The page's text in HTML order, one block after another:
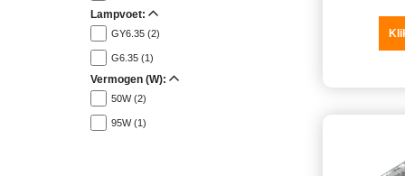
Lampvoet:
GY6.35 (2)
G6.35 (1)
Vermogen (W):
50W (2)
95W (1)